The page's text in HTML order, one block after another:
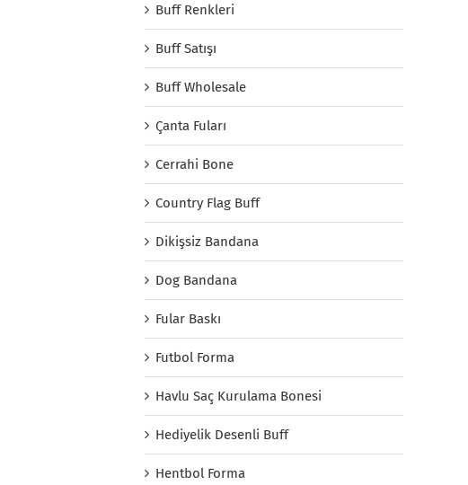
Buff Renkleri
Buff Satışı
Buff Wholesale
Çanta Fuları
Cerrahi Bone
Country Flag Buff
Dikişsiz Bandana
Dog Bandana
Fular Baskı
Futbol Forma
Havlu Saç Kurulama Bonesi
Hediyelik Desenli Buff
Hentbol Forma